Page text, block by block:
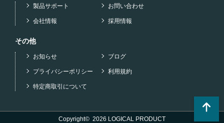
製品サポート お問い合わせ
会社情報 採用情報
その他
お知らせ ブログ
プライバシーポリシー 利用規約
特定商取引について
Copyright© 2026 LOGICAL PRODUCT